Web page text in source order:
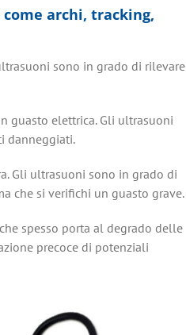
archi, tracking,
sono in grado di rilevare
guasto elettrica. Gli ultrasuoni
danneggiati.
Gli ultrasuoni sono in grado di
che si verifichi un guasto grave.
spesso porta al degrado delle
precoce di potenziali